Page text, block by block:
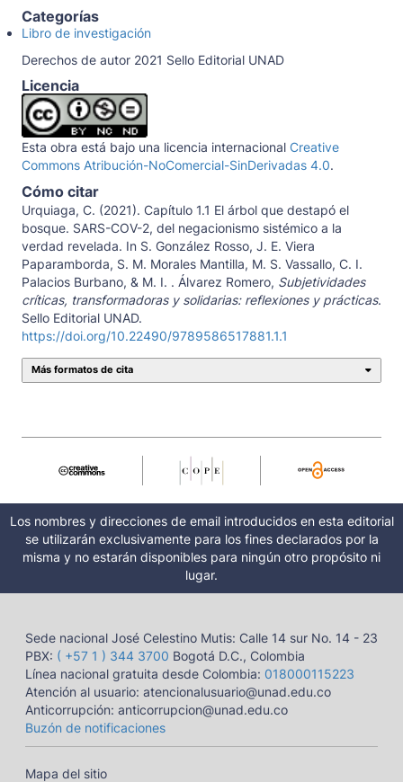
Categorías
Libro de investigación
Derechos de autor 2021 Sello Editorial UNAD
Licencia
Esta obra está bajo una licencia internacional Creative
Commons Atribución-NoComercial-SinDerivadas 4.0.
Cómo citar
Urquiaga, C. (2021). Capítulo 1.1 El árbol que destapó el
bosque. SARS-COV-2, del negacionismo sistémico a la
verdad revelada. In S. González Rosso, J. E. Viera
Paparamborda, S. M. Morales Mantilla, M. S. Vassallo, C. I.
Palacios Burbano, & M. I. . Álvarez Romero, Subjetividades
críticas, transformadoras y solidarias: reflexiones y prácticas.
Sello Editorial UNAD.
https://doi.org/10.22490/9789586517881.1.1
Más formatos de cita
Los nombres y direcciones de email introducidos en esta editorial
se utilizarán exclusivamente para los fines declarados por la
misma y no estarán disponibles para ningún otro propósito ni
lugar.
Sede nacional José Celestino Mutis: Calle 14 sur No. 14 - 23
PBX: ( +57 1 ) 344 3700 Bogotá D.C., Colombia
Línea nacional gratuita desde Colombia: 018000115223
Atención al usuario: atencionalusuario@unad.edu.co
Anticorrupción: anticorrupcion@unad.edu.co
Buzón de notificaciones
Mapa del sitio